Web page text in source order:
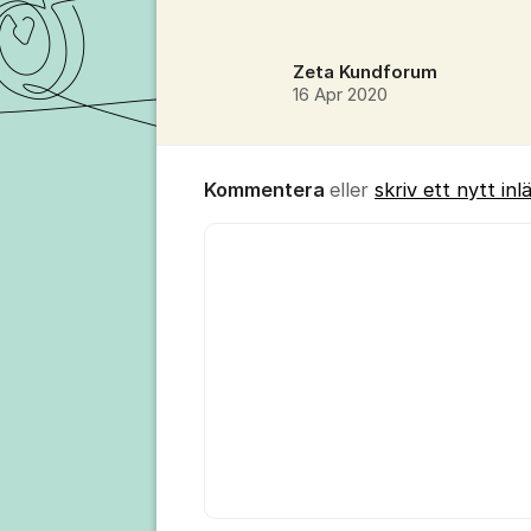
Zeta Kundforum
16 Apr 2020
Kommentera eller skriv ett nytt